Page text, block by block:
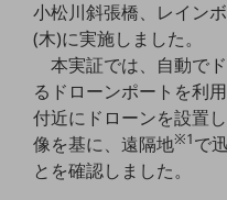
データ利活用
運用管理
業務支援・マーケティング
小松川斜張橋、レイン
(木)に実施しました。
本実証では、自動で
るドローンポートを利
付近にドローンを設置
像を基に、遠隔地※1で
とを確認しました。